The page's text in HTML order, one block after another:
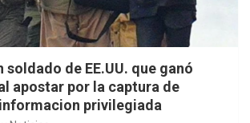
soldado de EE.UU. que ganó
apostar por la captura de
privilegiada